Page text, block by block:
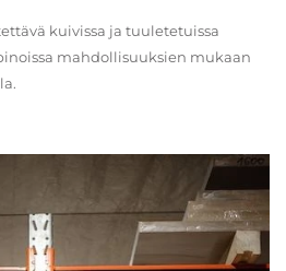
kuivissa ja tuuletetuissa
mahdollisuuksien mukaan